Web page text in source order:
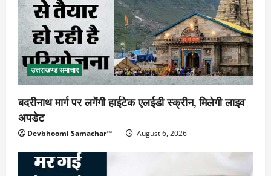
उत्तराखण्ड समाचार
बदरीनाथ मार्ग पर लगेंगी हाईटेक एलईडी स्क्रीन, मिलेगी लाइव
अपडेट
Devbhoomi Samachar™ August 6, 2026